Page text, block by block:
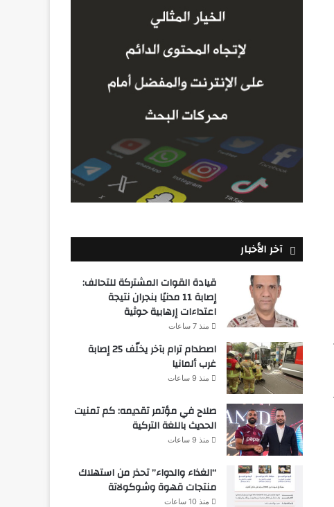
آخر الأخبار
قيادة القوات المشتركة للتحالف:
إصابة 11 مدنيًا بنجران نتيجة
اعتداءات إرهابية حوثية
منذ 7 ساعات
اصطدام ترام بآخر يخلّف 25 إصابة
غرب ألمانيا
منذ 9 ساعات
صلاح في مؤتمر تقديمه: كم تمنيت
الحديث باللغة التركية
منذ 9 ساعات
“الغذاء والدواء” تحذر من استهلاك
منتجات قهوة وشوكولاتة
منذ 10 ساعات